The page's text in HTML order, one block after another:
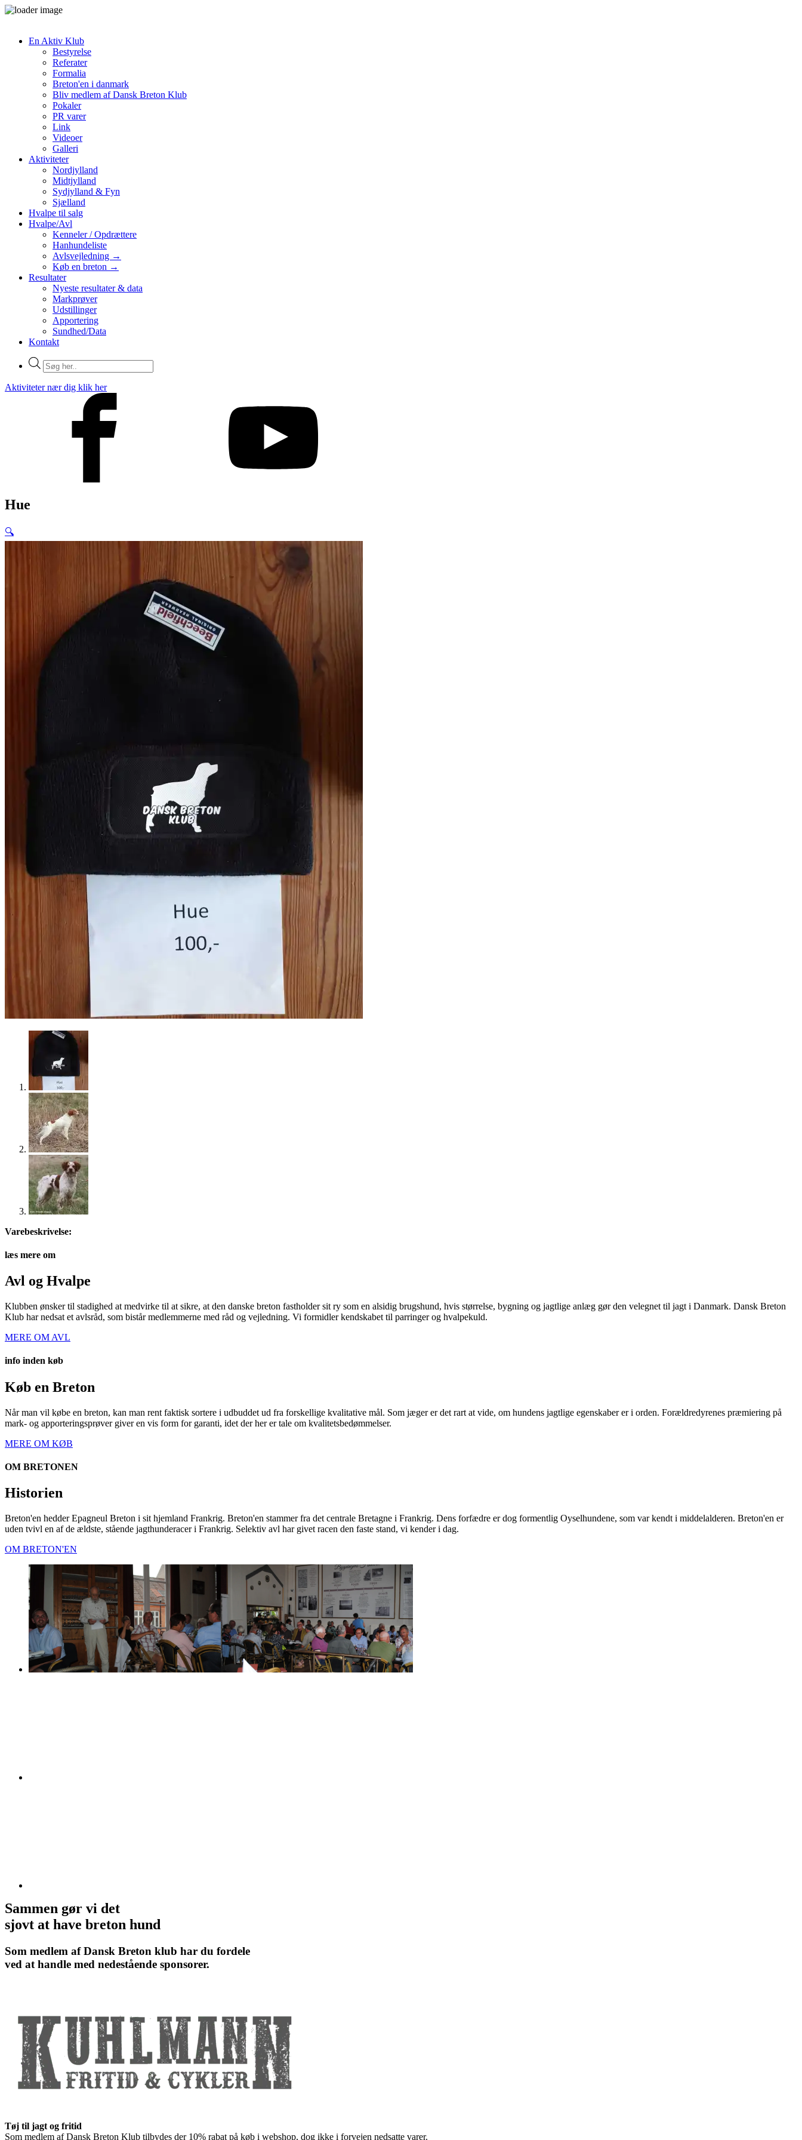
En Aktiv Klub
Bestyrelse
Referater
Formalia
Breton'en i danmark
Bliv medlem af Dansk Breton Klub
Pokaler
PR varer
Link
Videoer
Galleri
Aktiviteter
Nordjylland
Midtjylland
Sydjylland & Fyn
Sjælland
Hvalpe til salg
Hvalpe/Avl
Kenneler / Opdrættere
Hanhundeliste
Avlsvejledning →
Køb en breton →
Resultater
Nyeste resultater & data
Markprøver
Udstillinger
Apportering
Sundhed/Data
Kontakt
Products
search
Aktiviteter nær dig klik her
Hue
🔍
Varebeskrivelse:
læs mere om
Avl og Hvalpe
Klubben ønsker til stadighed at medvirke til at sikre, at den danske breton fastholder sit ry som en alsidig brugshund, hvis størrelse, bygning og jagtlige anlæg gør den velegnet til jagt i Danmark. Dansk Breton
Klub har nedsat et avlsråd, som bistår medlemmerne med råd og vejledning. Vi formidler kendskabet til parringer og hvalpekuld.
MERE OM AVL
info inden køb
Køb en Breton
Når man vil købe en breton, kan man rent faktisk sortere i udbuddet ud fra forskellige kvalitative mål. Som jæger er det rart at vide, om hundens jagtlige egenskaber er i orden. Forældredyrenes præmiering på
mark- og apporteringsprøver giver en vis form for garanti, idet der her er tale om kvalitetsbedømmelser.
MERE OM KØB
OM BRETONEN
Historien
Breton'en hedder Epagneul Breton i sit hjemland Frankrig. Breton'en stammer fra det centrale Bretagne i Frankrig. Dens forfædre er dog formentlig Oyselhundene, som var kendt i middelalderen. Breton'en er
uden tvivl en af de ældste, stående jagthunderacer i Frankrig. Selektiv avl har givet racen den faste stand, vi kender i dag.
OM BRETON'EN
Sammen gør vi det
sjovt at have breton hund
Som medlem af Dansk Breton klub har du fordele
ved at handle med nedestående sponsorer.
Tøj til jagt og fritid
Som medlem af Dansk Breton Klub tilbydes der 10% rabat på køb i webshop, dog ikke i forvejen nedsatte varer.